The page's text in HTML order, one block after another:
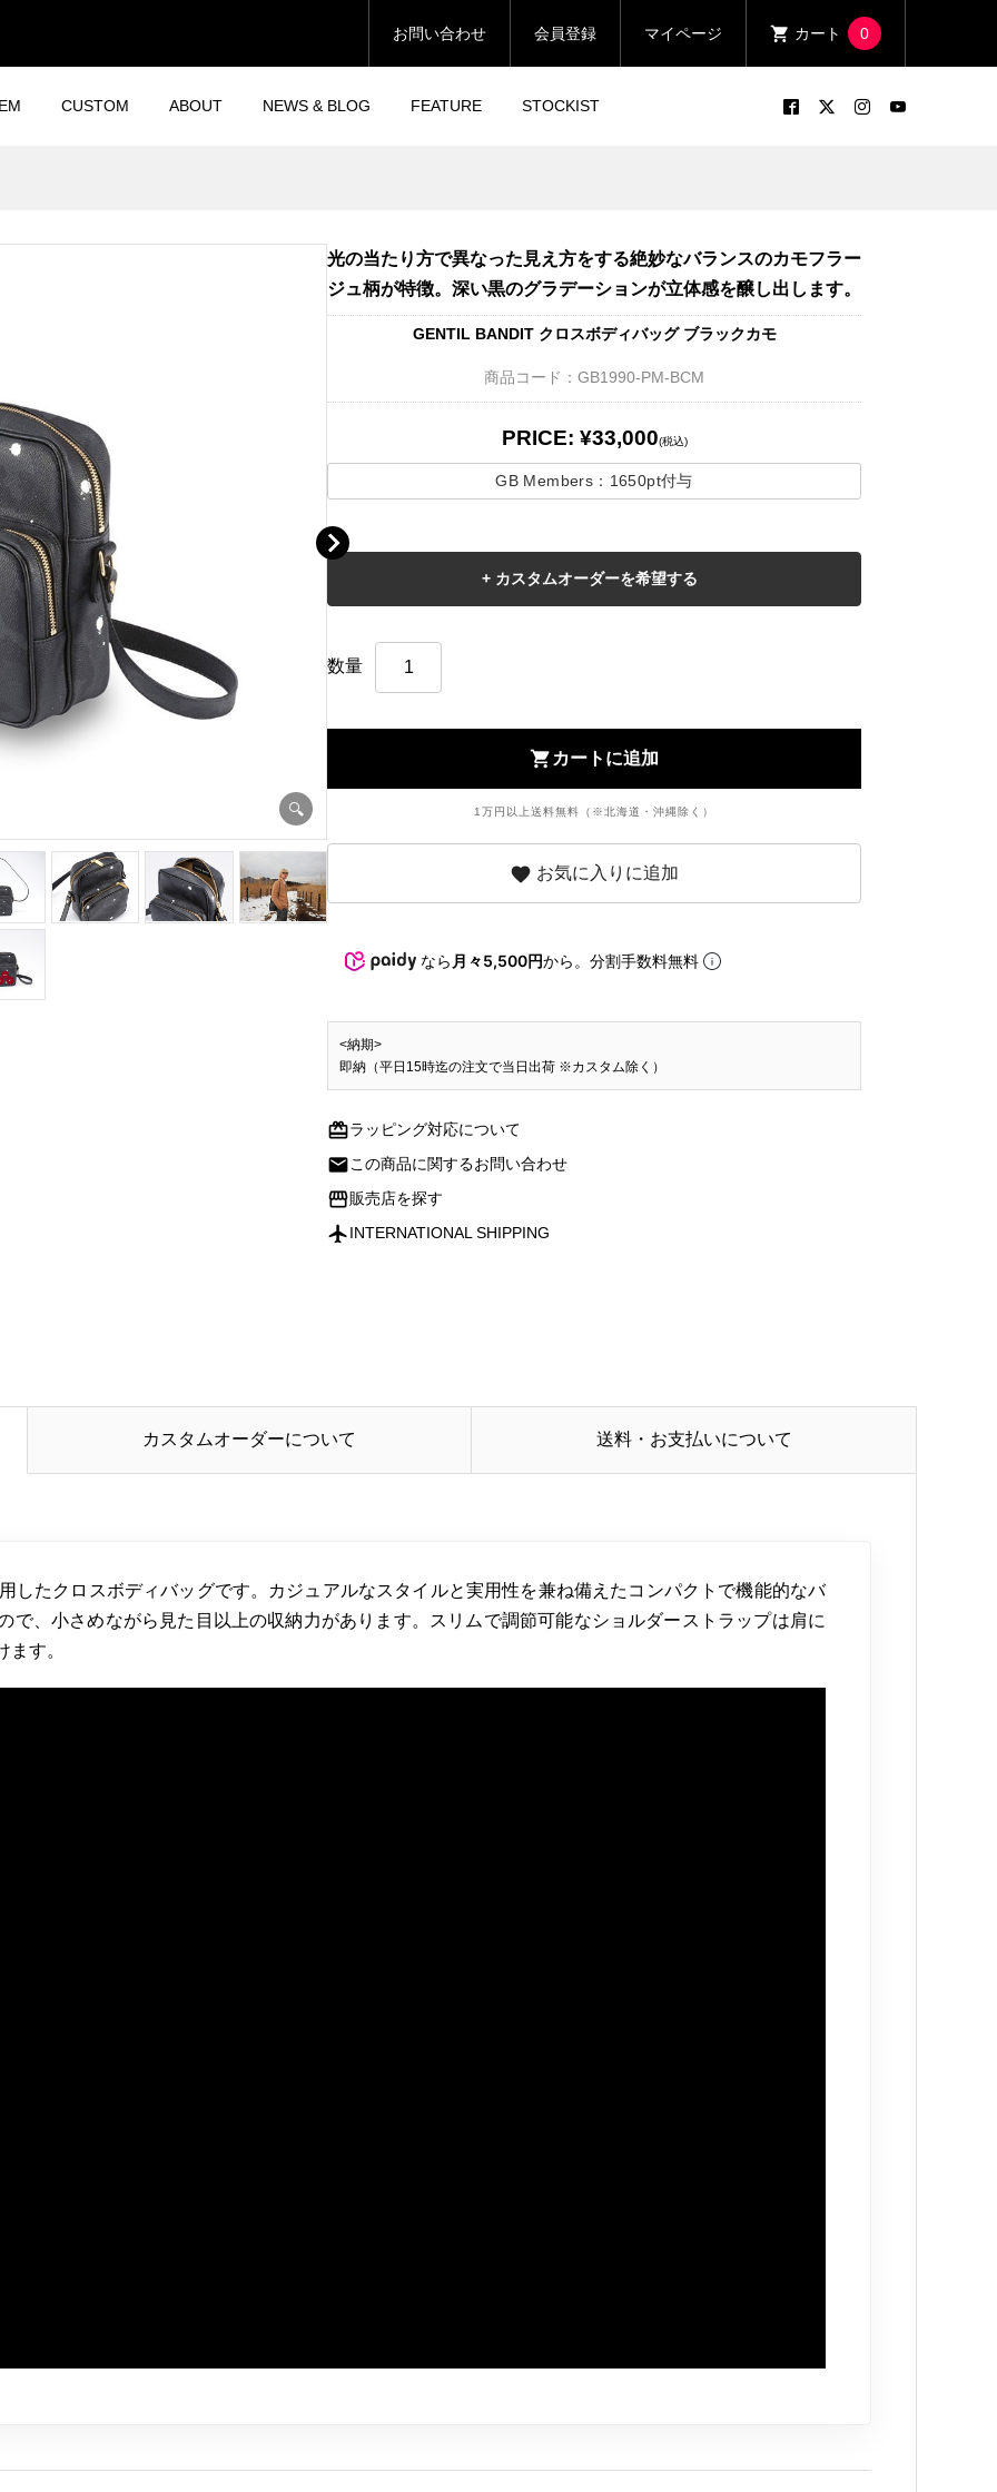
お問い合わせ 会員登録 マイページ カート 0
CUSTOM ABOUT NEWS & BLOG FEATURE STOCKIST
光の当たり方で異なった見え方をする絶妙なバランスのカモフラー
ジュ柄が特徴。深い黒のグラデーションが立体感を醸し出します。
GENTIL BANDIT クロスボディバッグ ブラックカモ
商品コード：GB1990-PM-BCM
PRICE: ¥33,000(税込)
GB Members： 1650pt付与
数量
shopping_cart カートに追加
1万円以上送料無料（※北海道・沖縄除く）
favorite お気に入りに追加
なら 月々5,500円から。分割手数料無料
<納期>
即納（平日15時迄の注文で当日出荷 ※カスタム除く）
redeemラッピング対応について
mailこの商品に関するお問い合わせ
storefront販売店を探す
flightINTERNATIONAL SHIPPING
カスタムオーダーについて 送料・お支払いについて
したクロスボディバッグです。カジュアルなスタイルと実用性を兼ね備えたコンパクトで機能的なバ
で、小さめながら見た目以上の収納力があります。スリムで調節可能なショルダーストラップは肩に
す。